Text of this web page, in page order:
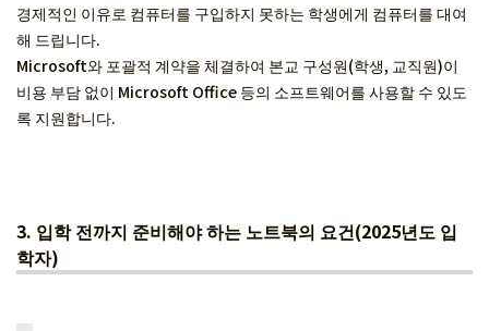
경제적인 이유로 컴퓨터를 구입하지 못하는 학생에게 컴퓨터를 대여
해 드립니다.
Microsoft와 포괄적 계약을 체결하여 본교 구성원(학생, 교직원)이
비용 부담 없이 Microsoft Office 등의 소프트웨어를 사용할 수 있도
록 지원합니다.
3. 입학 전까지 준비해야 하는 노트북의 요건(2025년도 입
학자)